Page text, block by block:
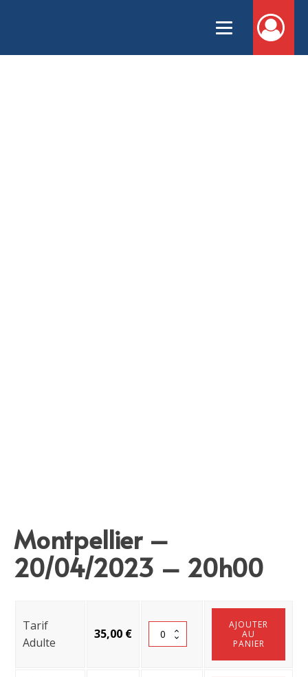
Montpellier –
20/04/2023 – 20h00
Tarif
Adulte
35,00 €
Montpellier
-
AJOUTER
AU
PANIER